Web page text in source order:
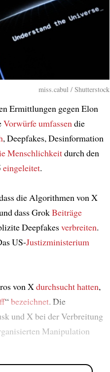
miss.cabul / Shutterstock
Ermittlungen gegen Elon
Vorwürfeumfassendie
, Deepfakes, Desinformation
Menschlichkeitdurch den
eingeleitet.
die Algorithmen von X
dass GrokBeiträge
Deepfakesverbreiten.
US-Justizministerium
von Xdurchsucht hatten,
“bezeichnet. Die
und X bei der Verbreitung
Manipulation